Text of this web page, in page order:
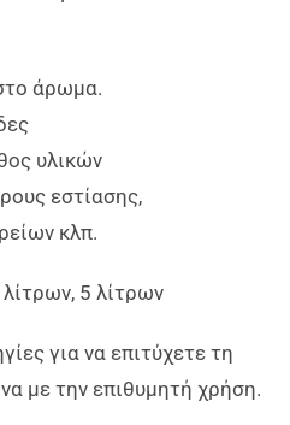
άρωμα.
υλικών
εστίασης,
κλπ.
5 λίτρων
για να επιτύχετε τη
με την επιθυμητή χρήση.